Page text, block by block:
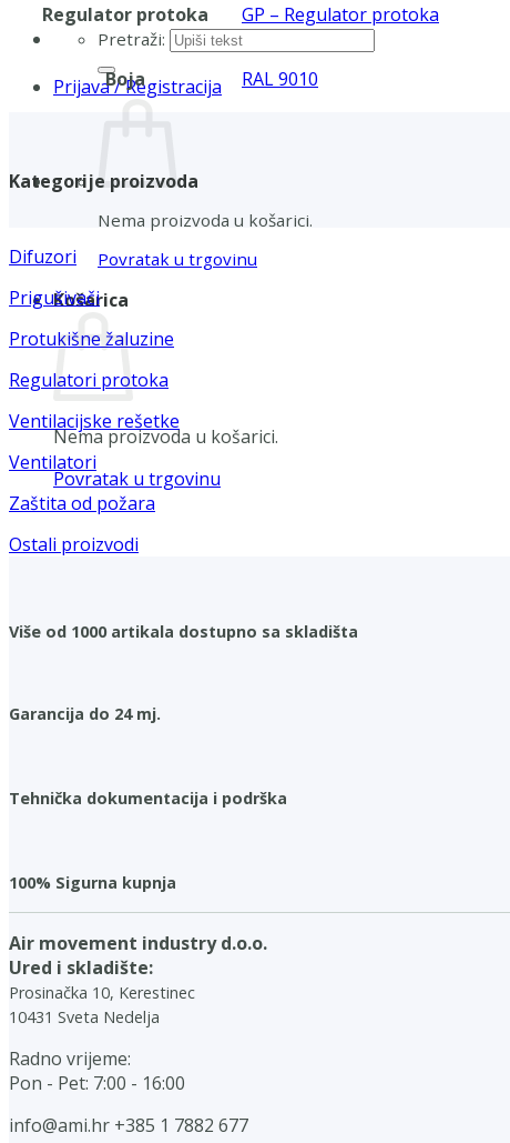
Pretraži:
Prijava / Registracija
Nema proizvoda u košarici.
Povratak u trgovinu
Košarica
Nema proizvoda u košarici.
Povratak u trgovinu
Regulator protoka GP – Regulator protoka
Boja RAL 9010
Kategorije proizvoda
Difuzori
Prigušivači
Protukišne žaluzine
Regulatori protoka
Ventilacijske rešetke
Ventilatori
Zaštita od požara
Ostali proizvodi
Više od 1000 artikala dostupno sa skladišta
Garancija do 24 mj.
Tehnička dokumentacija i podrška
100% Sigurna kupnja
Air movement industry d.o.o.
Ured i skladište:
Prosinačka 10, Kerestinec
10431 Sveta Nedelja
Radno vrijeme:
Pon - Pet: 7:00 - 16:00
info@ami.hr +385 1 7882 677